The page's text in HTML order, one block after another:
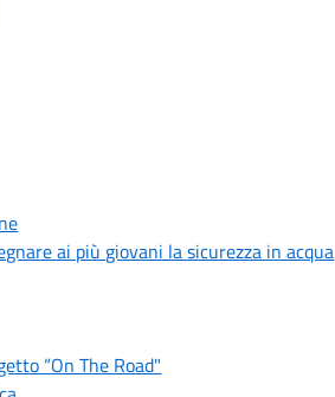
ai più giovani la sicurezza in acqua
“On The Road"